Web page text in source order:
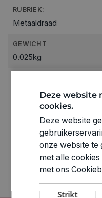
RUBRIEK:
Metaaldraad
GEWICHT
0.025kg
1860014Deze website
cookies.
Deze website
onze website te
met alle
met ons
Strikt